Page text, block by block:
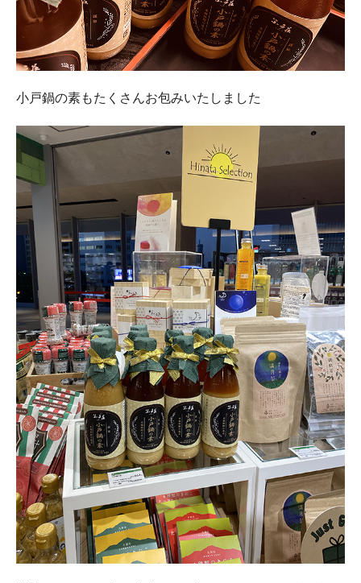
小戸鍋の素もたくさんお包みいたしました